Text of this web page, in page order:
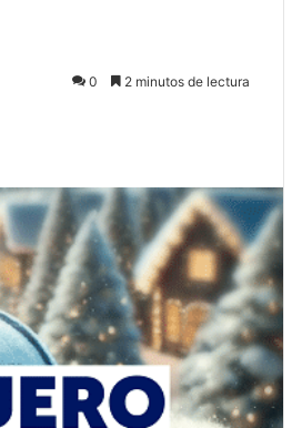
0 2 minutos de lectura